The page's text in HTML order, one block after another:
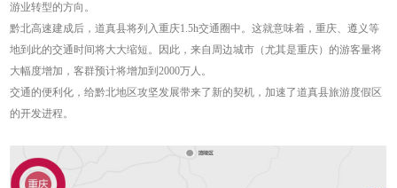
游业转型的方向。
黔北高速建成后，道真县将列入重庆1.5h交通圈中。这就意味着，重庆、遵义等
地到此的交通时间将大大缩短。因此，来自周边城市（尤其是重庆）的游客量将
大幅度增加，客群预计将增加到2000万人。
交通的便利化，给黔北地区攻坚发展带来了新的契机，加速了道真县旅游度假区
的开发进程。